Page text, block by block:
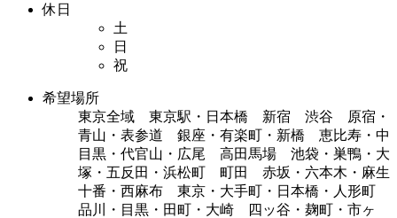
休日
土
日
祝
希望場所
東京全域 東京駅・日本橋 新宿 渋谷 原宿・
青山・表参道 銀座・有楽町・新橋 恵比寿・中
目黒・代官山・広尾 高田馬場 池袋・巣鴨・大
塚・五反田・浜松町 町田 赤坂・六本木・麻生
十番・西麻布 東京・大手町・日本橋・人形町
品川・目黒・田町・大崎 四ッ谷・麹町・市ヶ